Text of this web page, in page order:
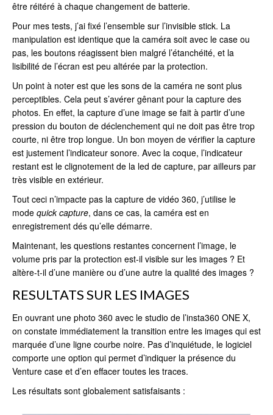
être réitéré à chaque changement de batterie.
Pour mes tests, j’ai fixé l’ensemble sur l’invisible stick. La
manipulation est identique que la caméra soit avec le case ou
pas, les boutons réagissent bien malgré l’étanchéité, et la
lisibilité de l’écran est peu altérée par la protection.
Un point à noter est que les sons de la caméra ne sont plus
perceptibles. Cela peut s’avérer gênant pour la capture des
photos. En effet, la capture d’une image se fait à partir d’une
pression du bouton de déclenchement qui ne doit pas être trop
courte, ni être trop longue. Un bon moyen de vérifier la capture
est justement l’indicateur sonore. Avec la coque, l’indicateur
restant est le clignotement de la led de capture, par ailleurs par
très visible en extérieur.
Tout ceci n’impacte pas la capture de vidéo 360, j’utilise le
mode quick capture, dans ce cas, la caméra est en
enregistrement dés qu’elle démarre.
Maintenant, les questions restantes concernent l’image, le
volume pris par la protection est-il visible sur les images ? Et
altère-t-il d’une manière ou d’une autre la qualité des images ?
RESULTATS SUR LES IMAGES
En ouvrant une photo 360 avec le studio de l’insta360 ONE X,
on constate immédiatement la transition entre les images qui est
marquée d’une ligne courbe noire. Pas d’inquiétude, le logiciel
comporte une option qui permet d’indiquer la présence du
Venture case et d’en effacer toutes les traces.
Les résultats sont globalement satisfaisants :